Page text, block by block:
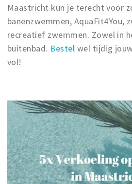
Maastricht kun je terecht voor
banenzwemmen, AquaFit4You,
recreatief zwemmen. Zowel in
buitenbad. Bestel wel tijdig
vol!